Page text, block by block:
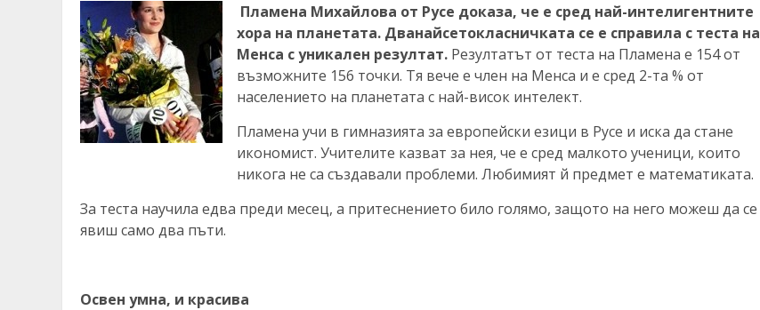
Пламена Михайлова от Русе доказа, че е сред най-интелигентните
хора на планетата. Дванайсетокласничката се е справила с теста на
Менса с уникален резултат. Резултатът от теста на Пламена е 154 от
възможните 156 точки. Тя вече е член на Менса и е сред 2-та % от
населението на планетата с най-висок интелект.
Пламена учи в гимназията за европейски езици в Русе и иска да стане
икономист. Учителите казват за нея, че е сред малкото ученици, които
никога не са създавали проблеми. Любимият й предмет е математиката.
За теста научила едва преди месец, а притеснението било голямо, защото на него можеш да се
явиш само два пъти.
Освен умна, и красива